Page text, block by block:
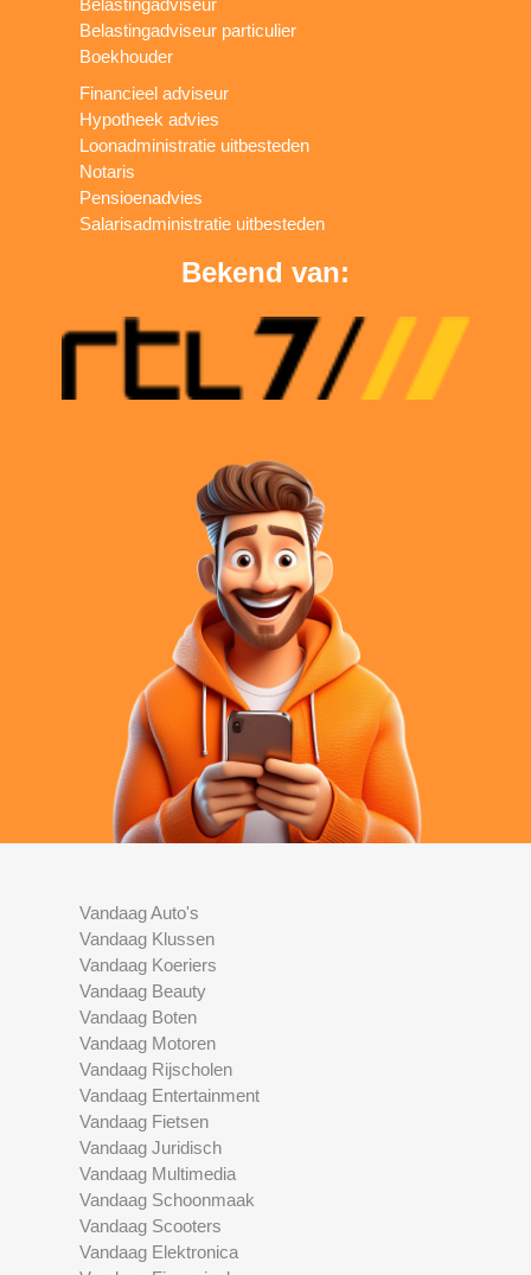
Belastingadviseur
Belastingadviseur particulier
Boekhouder
Financieel adviseur
Hypotheek advies
Loonadministratie uitbesteden
Notaris
Pensioenadvies
Salarisadministratie uitbesteden
Bekend van:
Vandaag Auto's
Vandaag Klussen
Vandaag Koeriers
Vandaag Beauty
Vandaag Boten
Vandaag Motoren
Vandaag Rijscholen
Vandaag Entertainment
Vandaag Fietsen
Vandaag Juridisch
Vandaag Multimedia
Vandaag Schoonmaak
Vandaag Scooters
Vandaag Elektronica